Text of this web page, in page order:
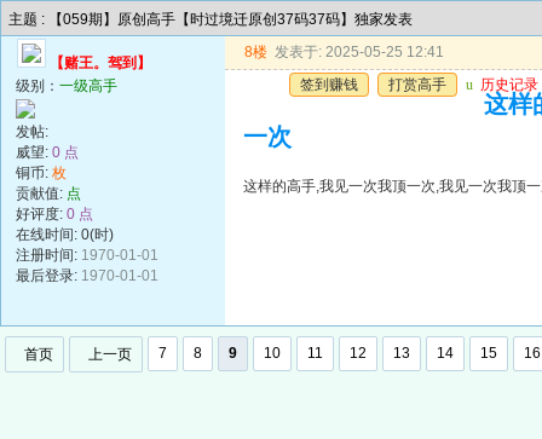
主题 : 【059期】原创高手【时过境迁原创37码37码】独家发表
【赌王。驾到】
级别： 一级高手
发帖:
威望: 0 点
铜币: 枚
贡献值: 点
好评度: 0 点
在线时间: 0(时)
注册时间: 1970-01-01
最后登录: 1970-01-01
8楼 发表于: 2025-05-25 12:41
签到赚钱
打赏高手 u 历史记录
这样
一次
这样的高手,我见一次我顶一次,我见一次我顶
首页 上一页 7 8 9 10 11 12 13 14 15 16